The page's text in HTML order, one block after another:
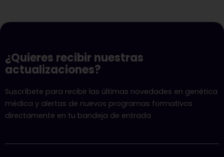
¿Quieres recibir nuestras
actualizaciones?
Suscríbete para recibir las últimas novedades en genética
médica y alertas de nuevos programas formativos
directamente en tu bandeja de entrada